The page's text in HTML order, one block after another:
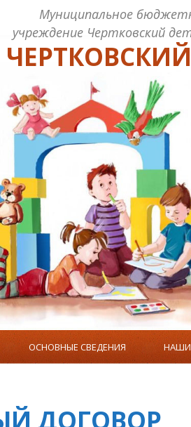
Муниципальное
учреждение Чертковский
ОСНОВНЫЕ СВЕДЕНИЯ НАШИ
ДОГОВОР